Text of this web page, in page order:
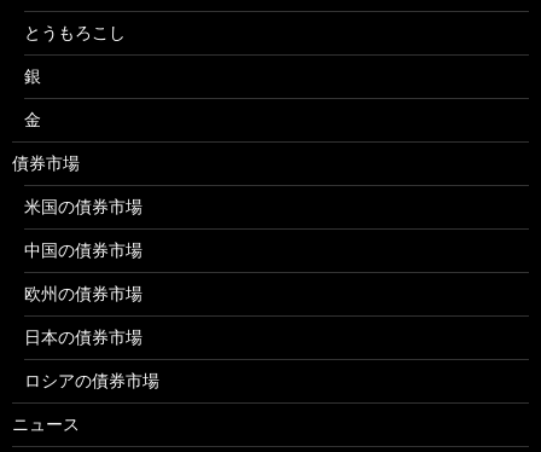
とうもろこし
銀
金
債券市場
米国の債券市場
中国の債券市場
欧州の債券市場
日本の債券市場
ロシアの債券市場
ニュース